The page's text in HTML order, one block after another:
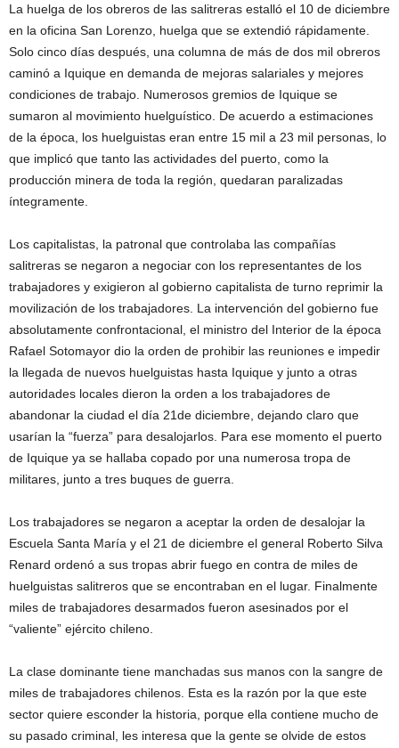
La huelga de los obreros de las salitreras estalló el 10 de diciembre
en la oficina San Lorenzo, huelga que se extendió rápidamente.
Solo cinco días después, una columna de más de dos mil obreros
caminó a Iquique en demanda de mejoras salariales y mejores
condiciones de trabajo. Numerosos gremios de Iquique se
sumaron al movimiento huelguístico. De acuerdo a estimaciones
de la época, los huelguistas eran entre 15 mil a 23 mil personas, lo
que implicó que tanto las actividades del puerto, como la
producción minera de toda la región, quedaran paralizadas
íntegramente.
Los capitalistas, la patronal que controlaba las compañías
salitreras se negaron a negociar con los representantes de los
trabajadores y exigieron al gobierno capitalista de turno reprimir la
movilización de los trabajadores. La intervención del gobierno fue
absolutamente confrontacional, el ministro del Interior de la época
Rafael Sotomayor dio la orden de prohibir las reuniones e impedir
la llegada de nuevos huelguistas hasta Iquique y junto a otras
autoridades locales dieron la orden a los trabajadores de
abandonar la ciudad el día 21de diciembre, dejando claro que
usarían la “fuerza” para desalojarlos. Para ese momento el puerto
de Iquique ya se hallaba copado por una numerosa tropa de
militares, junto a tres buques de guerra.
Los trabajadores se negaron a aceptar la orden de desalojar la
Escuela Santa María y el 21 de diciembre el general Roberto Silva
Renard ordenó a sus tropas abrir fuego en contra de miles de
huelguistas salitreros que se encontraban en el lugar. Finalmente
miles de trabajadores desarmados fueron asesinados por el
“valiente” ejército chileno.
La clase dominante tiene manchadas sus manos con la sangre de
miles de trabajadores chilenos. Esta es la razón por la que este
sector quiere esconder la historia, porque ella contiene mucho de
su pasado criminal, les interesa que la gente se olvide de estos